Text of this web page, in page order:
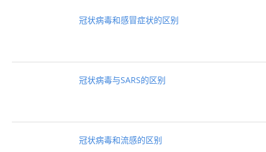
冠状病毒和感冒症状的区别
冠状病毒与SARS的区别
冠状病毒和流感的区别